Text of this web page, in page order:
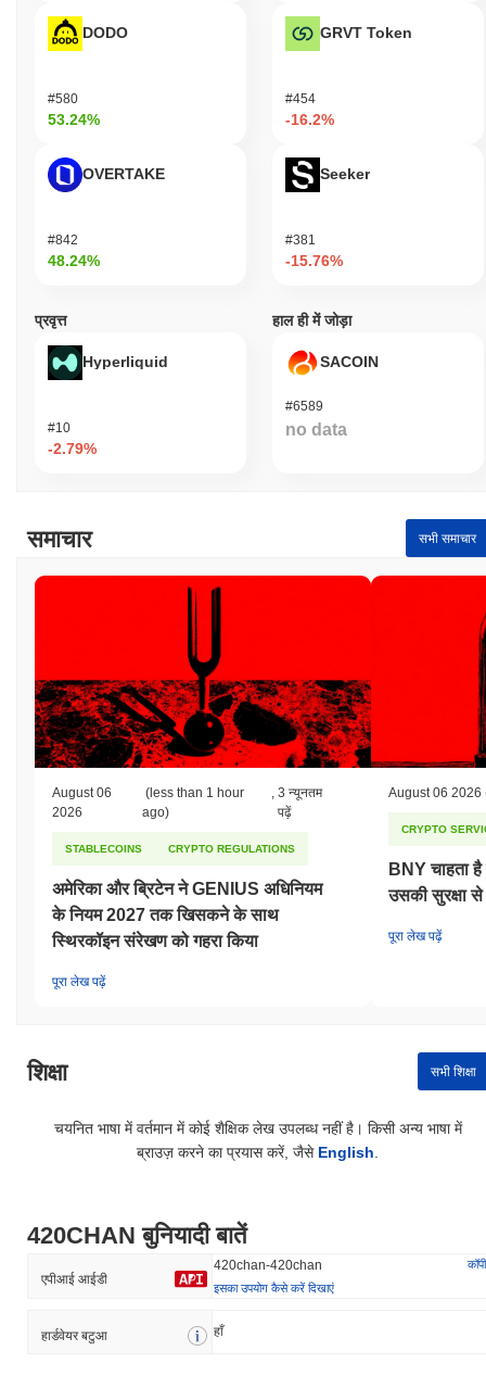
DODO
#580
53.24%
OVERTAKE
#842
48.24%
GRVT Token
#454
-16.2%
Seeker
#381
-15.76%
प्रवृत्त
Hyperliquid
#10
-2.79%
हाल ही में जोड़ा
SACOIN
#6589
no data
समाचार सभी समाचार
August 06
2026
(less than 1 hour
ago)
, 3 न्यूनतम
पढ़ें
STABLECOINS CRYPTO REGULATIONS
अमेरिका और ब्रिटेन ने GENIUS अधिनियम
के नियम 2027 तक खिसकने के साथ
स्थिरकॉइन संरेखण को गहरा किया
पूरा लेख पढ़ें
August 06 2026
CRYPTO
BNY चाहता है
उसकी सुरक्षा
पूरा लेख पढ़ें
शिक्षा सभी शिक्षा
चयनित भाषा में वर्तमान में कोई शैक्षिक लेख उपलब्ध नहीं है। किसी अन्य भाषा में
ब्राउज़ करने का प्रयास करें, जैसे English.
420CHAN बुनियादी बातें
एपीआई आईडी
420chan-420chan
कॉपी
इसका उपयोग कैसे करें दिखाएं
हार्डवेयर बटुआ हाँ